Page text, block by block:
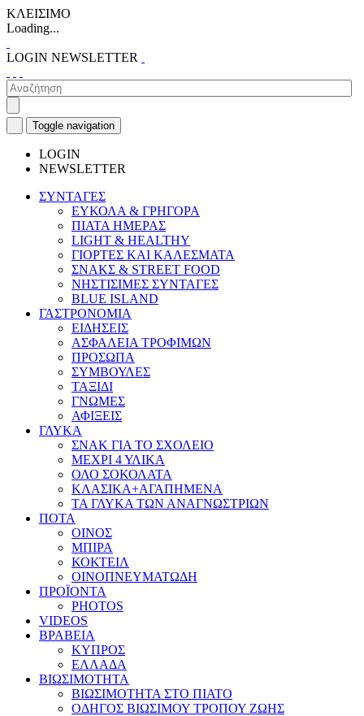
ΚΛΕΙΣΙΜΟ
Loading...
LOGIN NEWSLETTER
Toggle navigation
LOGIN
NEWSLETTER
ΣΥΝΤΑΓΕΣ
ΕΥΚΟΛΑ & ΓΡΗΓΟΡΑ
ΠΙΑΤΑ ΗΜΕΡΑΣ
LIGHT & HEALTHY
ΓΙΟΡΤΕΣ ΚΑΙ ΚΑΛΕΣΜΑΤΑ
ΣΝΑΚΣ & STREET FOOD
ΝΗΣΤΙΣΙΜΕΣ ΣΥΝΤΑΓΕΣ
BLUE ISLAND
ΓΑΣΤΡΟΝΟΜΙΑ
ΕΙΔΗΣΕΙΣ
ΑΣΦΑΛΕΙΑ ΤΡΟΦΙΜΩΝ
ΠΡΟΣΩΠΑ
ΣΥΜΒΟΥΛΕΣ
ΤΑΞΙΔΙ
ΓΝΩΜΕΣ
ΑΦΙΞΕΙΣ
ΓΛΥΚΑ
ΣΝΑΚ ΓΙΑ ΤΟ ΣΧΟΛΕΙΟ
ΜΕΧΡΙ 4 ΥΛΙΚΑ
ΟΛΟ ΣΟΚΟΛΑΤΑ
ΚΛΑΣΙΚΑ+ΑΓΑΠΗΜΕΝΑ
ΤΑ ΓΛΥΚΑ ΤΩΝ ΑΝΑΓΝΩΣΤΡΙΩΝ
ΠΟΤΑ
ΟΙΝΟΣ
ΜΠΙΡΑ
ΚΟΚΤΕΙΛ
ΟΙΝΟΠΝΕΥΜΑΤΩΔΗ
ΠΡΟΪΟΝΤΑ
PHOTOS
VIDEOS
ΒΡΑΒΕΙΑ
ΚΥΠΡΟΣ
ΕΛΛΑΔΑ
ΒΙΩΣΙΜΟΤΗΤΑ
ΒΙΩΣΙΜΟΤΗΤΑ ΣΤΟ ΠΙΑΤΟ
ΟΔΗΓΟΣ ΒΙΩΣΙΜΟΥ ΤΡΟΠΟΥ ΖΩΗΣ